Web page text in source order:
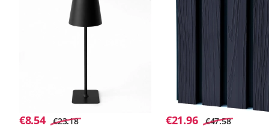
€8.54 €23.18 €21.96 €47.58